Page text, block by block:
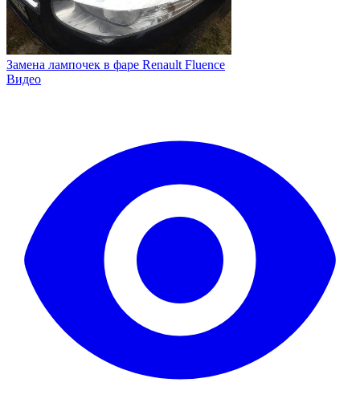
Замена лампочек в фаре Renault Fluence
Видео